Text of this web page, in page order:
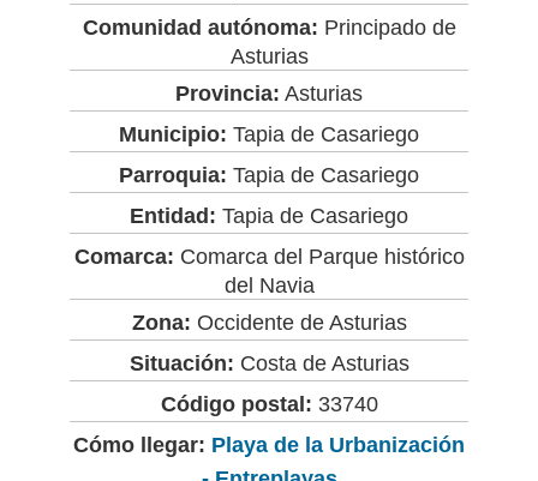
Comunidad autónoma: Principado de
Asturias
Provincia: Asturias
Municipio: Tapia de Casariego
Parroquia: Tapia de Casariego
Entidad: Tapia de Casariego
Comarca: Comarca del Parque histórico
del Navia
Zona: Occidente de Asturias
Situación: Costa de Asturias
Código postal: 33740
Cómo llegar: Playa de la Urbanización